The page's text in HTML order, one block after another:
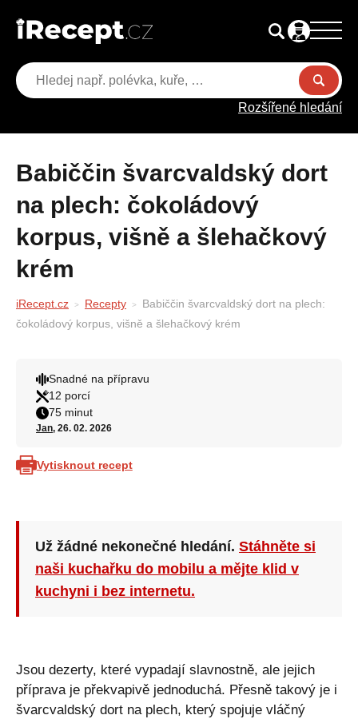
Rozšířené hledání
Babiččin švarcvaldský dort
na plech: čokoládový
korpus, višně a šlehačkový
krém
iRecept.cz Recepty
Babiččin švarcvaldský dort na plech:
čokoládový korpus, višně a šlehačkový krém
Snadné na přípravu
12 porcí
75 minut
Jan, 26. 02. 2026
Vytisknout recept
Už žádné nekonečné hledání. Stáhněte si
naši kuchařku do mobilu a mějte klid v
kuchyni i bez internetu.
Jsou dezerty, které vypadají slavnostně, ale jejich
příprava je překvapivě jednoduchá. Přesně takový je i
švarcvaldský dort na plech, který spojuje vláčný